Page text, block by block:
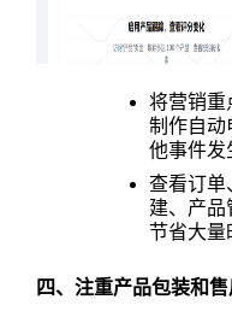
将营销重
制作自动
他事件发
查看订单
建、产品
节省大量
四、注重产品包装和